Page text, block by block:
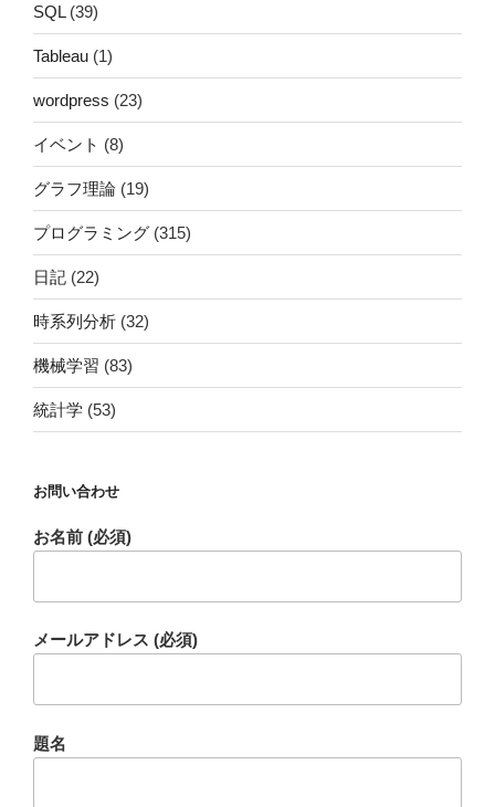
SQL(39)
Tableau (1)
wordpress (23)
イベント (8)
グラフ理論 (19)
プログラミング (315)
日記 (22)
時系列分析 (32)
機械学習 (83)
統計学 (53)
お問い合わせ
お名前 (必須)
メールアドレス (必須)
題名